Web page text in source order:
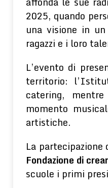
2025, quando
una visione in
ragazzi e i loro
L’evento di
territorio:
catering,
momento
artistiche.
La
Fondazione di
scuole i primi